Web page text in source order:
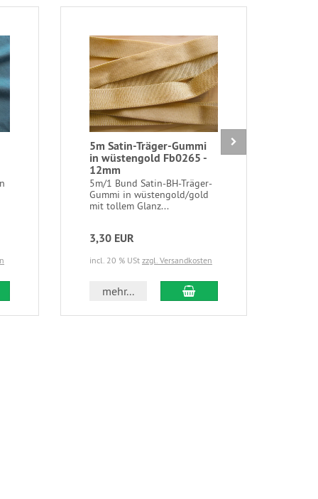
Warenkorb
5m Satin-Träger-Gummi
in wüstengold Fb0265 -
12mm
5m/1 Bund Satin-BH-Träger-
Gummi in wüstengold/gold
mit tollem Glanz...
3,30 EUR
incl. 20 % USt zzgl. Versandkosten
mehr... In den Warenkorb